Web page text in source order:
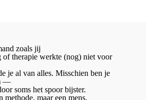
zoals jij
of therapie werkte (nog) niet voor
je al van alles. Misschien ben je
—
soms het spoor bijster.
methode, maar een mens.